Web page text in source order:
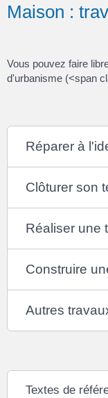
Maison :
Vous pouvez faire
d'urbanisme (<span
Réparer à
Clôturer son
Réaliser une
Construire
Autres
Textes de